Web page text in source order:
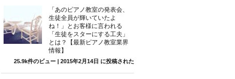
「あのピアノ教室の発表会、
生徒全員が輝いていたよ
ね！」とお客様に言われる
「生徒をスターにする工夫」
とは？【最新ピアノ教室業界
情報】
25.9k件のビュー | 2015年2月14日 に投稿された